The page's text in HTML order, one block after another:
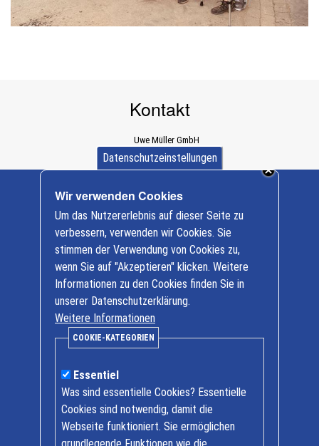
Kontakt
Uwe Müller GmbH
Dürener Straße 589a
D-52249 Eschweiler
info@baumaschinen-mueller.de
Nutzfahrzeuge
FUSO
Baumaschinen
Öffnungszeiten
Mo. bis Fr. 7.30 Uhr bis 17.00 Uhr
Samstag Termine nach Vereinbarung
Tel + 49 (0)2403 / 997312
Fax + 49 (0)2403 / 997325
Fußzeile
Datenschutzeinstellungen
Cookie-
Einstellungen
Wir verwenden Cookies
Um das Nutzererlebnis auf dieser Seite zu
verbessern, verwenden wir Cookies. Sie
stimmen der Verwendung von Cookies zu,
wenn Sie auf "Akzeptieren" klicken. Weitere
Informationen zu den Cookies finden Sie in
unserer Datenschutzerklärung.
Weitere Informationen
COOKIE-KATEGORIEN
Essentiel
Was sind essentielle Cookies? Essentielle
Cookies sind notwendig, damit die
Webseite funktioniert. Sie ermöglichen